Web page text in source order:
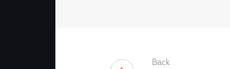
Back